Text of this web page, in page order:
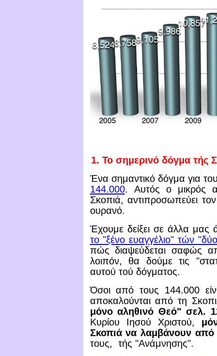
1. Το σημερινό δόγμα τής
Ένα σημαντικό δόγμα για
144.000.
Αυτός ο μικρός
Σκοπιά, αντιπροσωπεύει
ουρανό.
Έχουμε δείξει σε άλλα
το "ξένο ευαγγέλιο" τών
πώς διαψεύδεται σαφώς
λοιπόν, θα δούμε τις
αυτού τού δόγματος.
Όσοι από τους 144.000
αποκαλούνται από τη
μόνο αληθινό Θεό" σελ.
Κυρίου Ιησού Χριστού,
Σκοπιά να λαμβάνουν από
τους, τής "Ανάμνησης".